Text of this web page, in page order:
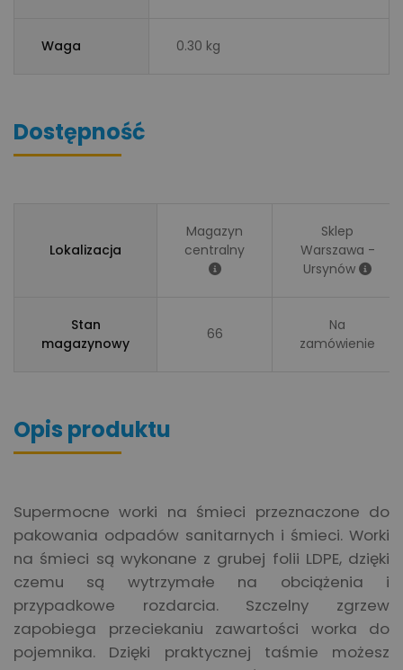
Waga 0.30 kg
Dostępność
Lokalizacja
Magazyn
centralny
Sklep
Warszawa -
Ursynów
Stan
magazynowy
66
Na
zamówienie
Opis produktu
Supermocne worki na śmieci przeznaczone do
pakowania odpadów sanitarnych i śmieci. Worki
na śmieci są wykonane z grubej folii LDPE, dzięki
czemu są wytrzymałe na obciążenia i
przypadkowe rozdarcia. Szczelny zgrzew
zapobiega przeciekaniu zawartości worka do
pojemnika. Dzięki praktycznej taśmie możesz